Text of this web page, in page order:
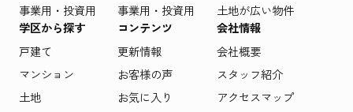
事業用・投資用
事業用・投資用
土地が広い物件
学区から探す
戸建て
マンション
土地
コンテンツ
更新情報
お客様の声
お気に入り
会社情報
会社概要
スタッフ紹介
アクセスマップ